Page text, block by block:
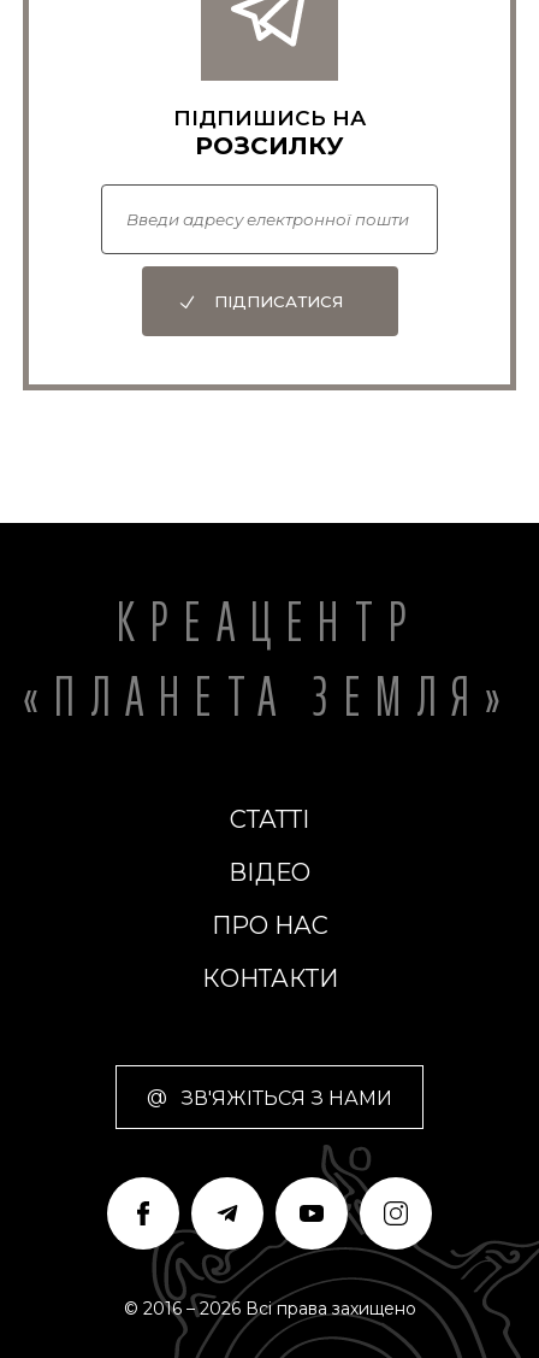
ПІДПИШИСЬ НА
РОЗСИЛКУ
ПІДПИСАТИСЯ
КРЕАЦЕНТР
«ПЛАНЕТА ЗЕМЛЯ»
СТАТТІ
ВІДЕО
ПРО НАС
КОНТАКТИ
@ ЗВ'ЯЖІТЬСЯ З НАМИ
© 2016 – 2026 Всі права захищено